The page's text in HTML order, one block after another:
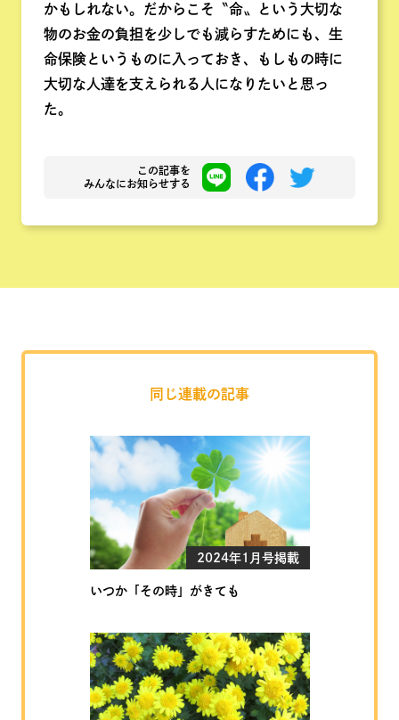
かもしれない。だからこそ〝命〟という大切な
物のお金の負担を少しでも減らすためにも、生
命保険というものに入っておき、もしもの時に
大切な人達を支えられる人になりたいと思っ
た。
この記事を
みんなにお知らせする
同じ連載の記事
2024年1月号掲載
いつか「その時」がきても